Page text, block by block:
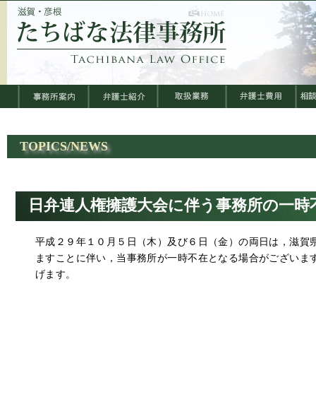
TOPICS/NEWS
日弁連人権擁護大会に伴う事務所の一
平成２９年１０月５日（木）及び６日（金）の両日は，滋
ますことに伴い，当事務所が一時不在となる場合がござい
げます。